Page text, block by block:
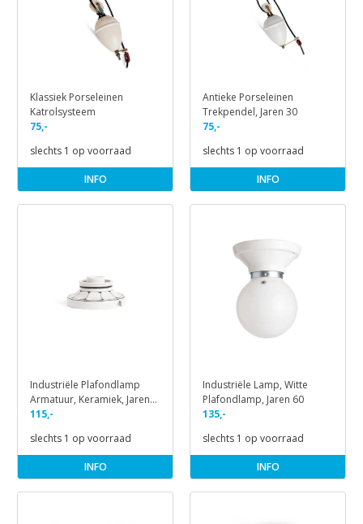
Klassiek Porseleinen
Katrolsysteem
75,-
slechts 1 op voorraad
INFO
Antieke Porseleinen
Trekpendel, Jaren 30
75,-
slechts 1 op voorraad
INFO
Industriële Plafondlamp
Armatuur, Keramiek, Jaren
30
115,-
slechts 1 op voorraad
INFO
Industriële Lamp, Witte
Plafondlamp, Jaren 60
135,-
slechts 1 op voorraad
INFO